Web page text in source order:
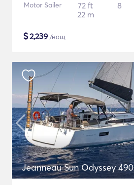
Motor Sailer
72 ft
22 m
8
$2,239 /нощ
Jeanneau Sun Odyssey 490